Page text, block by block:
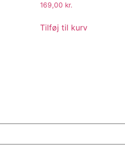
169,00 kr.
Tilføj til kurv